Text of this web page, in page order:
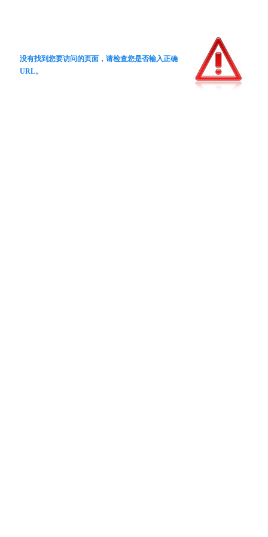
没有找到您要访问的页面，请检查您是否输入正确
URL。